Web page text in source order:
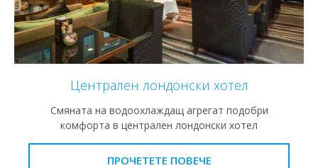
Централен лондонски хотел
Смяната на водоохлаждащ агрегат подобри
комфорта в централен лондонски хотел
ПРОЧЕТЕТЕ ПОВЕЧЕ